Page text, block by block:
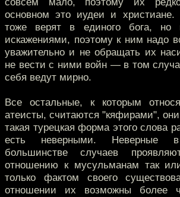
основном это иудеи и христиане.
тоже верят в единого бога, но
искажениями, поэтому к ним надо
уважительно и не обращать их
не вести с ними войн — в том
себя ведут мирно.
Все остальные, к которым
атеисты, считаются "кяфирами",
такая турецкая форма этого слова
есть неверными. Неверные
большинстве случаев
отношению к мусульманам так
только фактом своего
отношении их возможны более